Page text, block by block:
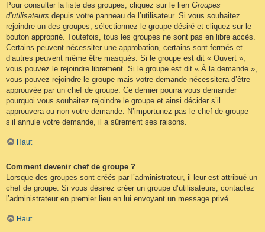
Pour consulter la liste des groupes, cliquez sur le lien Groupes
d’utilisateurs depuis votre panneau de l’utilisateur. Si vous souhaitez
rejoindre un des groupes, sélectionnez le groupe désiré et cliquez sur le
bouton approprié. Toutefois, tous les groupes ne sont pas en libre accès.
Certains peuvent nécessiter une approbation, certains sont fermés et
d’autres peuvent même être masqués. Si le groupe est dit « Ouvert »,
vous pouvez le rejoindre librement. Si le groupe est dit « À la demande »,
vous pouvez rejoindre le groupe mais votre demande nécessitera d’être
approuvée par un chef de groupe. Ce dernier pourra vous demander
pourquoi vous souhaitez rejoindre le groupe et ainsi décider s’il
approuvera ou non votre demande. N’importunez pas le chef de groupe
s’il annule votre demande, il a sûrement ses raisons.
Haut
Comment devenir chef de groupe ?
Lorsque des groupes sont créés par l’administrateur, il leur est attribué un
chef de groupe. Si vous désirez créer un groupe d’utilisateurs, contactez
l’administrateur en premier lieu en lui envoyant un message privé.
Haut